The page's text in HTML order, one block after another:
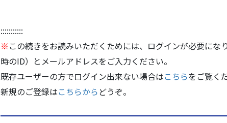
:::::::::::
※ この続きをお読みいただくためには、ログインが必要にな
時のID）とメールアドレスをご入力ください。
既存ユーザーの方でログイン出来ない場合はこちらをご覧く
新規のご登録はこちらから どうぞ。